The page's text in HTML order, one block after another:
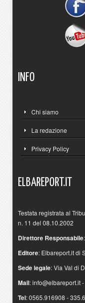
INFO
Chi siamo
La redazione
Privacy Policy
ELBAREPORT.IT
Testata registrata al
n. 11 del 08.10.2002
Direttore Responsabile
Editore: Elbareport.it di
Sede legale: Via Val di
Mail:info@elbareport.it-
Tel: 0565.916908 -